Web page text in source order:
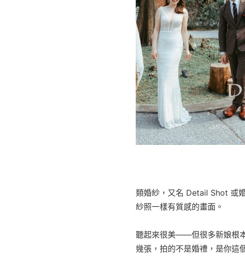
類婚紗，又名 Detail Shot 或
紗照一樣有質感的畫面。
聽起來很美——但很多新娘根
幾張，拍的不是婚禮，是你這